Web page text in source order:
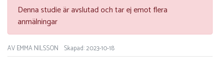
Denna studie är avslutad och tar ej emot flera
anmälningar
AV EMMA NILSSON Skapad: 2023-10-18